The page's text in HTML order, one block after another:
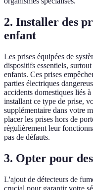
2. Installer des
enfant
Les prises équipées de
dispositifs essentiels,
enfants. Ces prises
parties électriques
accidents domestiques liés
installant ce type de prise,
supplémentaire dans votre
placer les prises hors de
régulièrement leur
pas de défauts.
3. Opter pour
L'ajout de détecteurs de
crucial pour garantir votre